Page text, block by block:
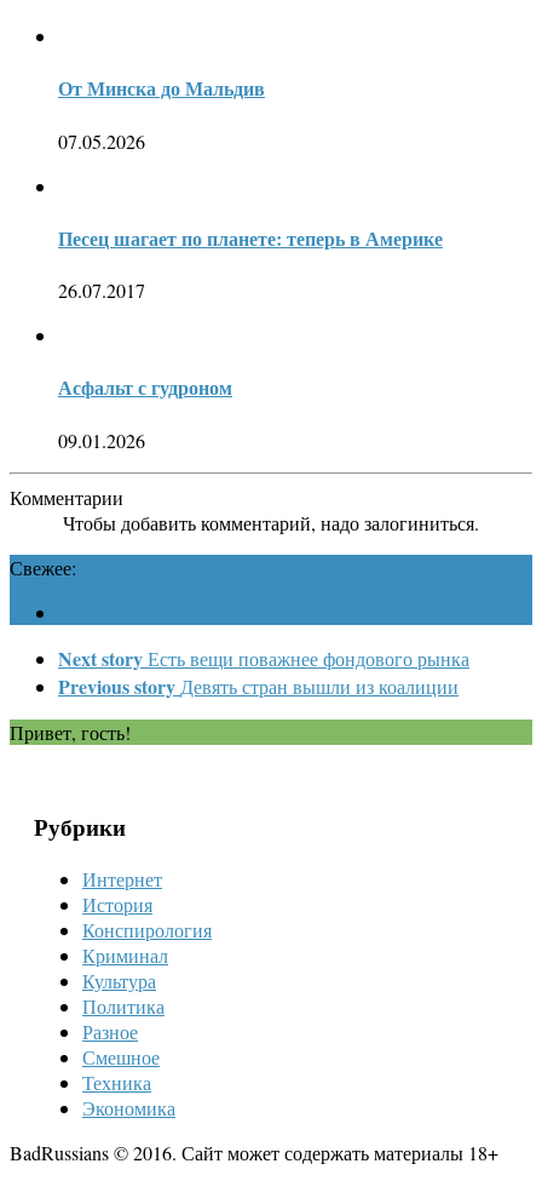
От Минска до Мальдив
07.05.2026
Песец шагает по планете: теперь в Америке
26.07.2017
Асфальт с гудроном
09.01.2026
Комментарии
Чтобы добавить комментарий, надо залогиниться.
Свежее:
Next storyЕсть вещи поважнее фондового рынка
Previous story Девять стран вышли из коалиции
Привет, гость!
Рубрики
Интернет
История
Конспирология
Криминал
Культура
Политика
Разное
Смешное
Техника
Экономика
BadRussians © 2016. Сайт может содержать материалы 18+